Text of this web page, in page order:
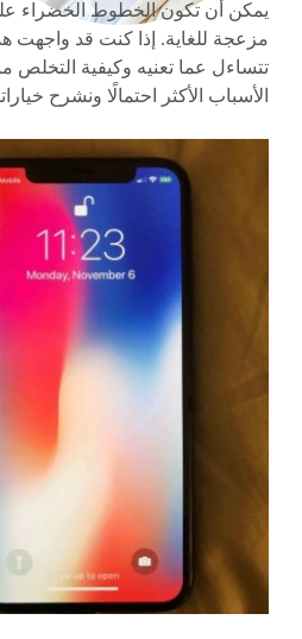
يمكن أن تكون الخطوط الخضراء
مزعجة للغاية. إذا كنت قد واجهت
تتساءل عما تعنيه وكيفية
الأسباب الأكثر احتمالًا ونشرح